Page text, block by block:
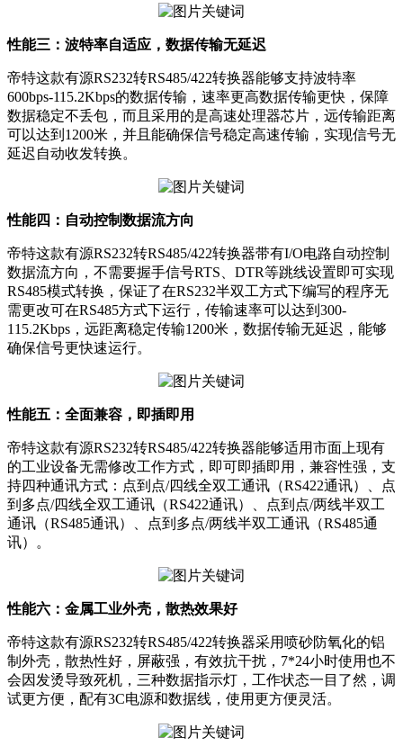
性能三：波特率自适应，数据传输无延迟
帝特这款有源RS232转RS485/422转换器能够支持波特率
600bps-115.2Kbps的数据传输，速率更高数据传输更快，保障
数据稳定不丢包，而且采用的是高速处理器芯片，远传输距离
可以达到1200米，并且能确保信号稳定高速传输，实现信号无
延迟自动收发转换。
性能四：自动控制数据流方向
帝特这款有源RS232转RS485/422转换器带有I/O电路自动控制
数据流方向，不需要握手信号RTS、DTR等跳线设置即可实现
RS485模式转换，保证了在RS232半双工方式下编写的程序无
需更改可在RS485方式下运行，传输速率可以达到300-
115.2Kbps，远距离稳定传输1200米，数据传输无延迟，能够
确保信号更快速运行。
性能五：全面兼容，即插即用
帝特这款有源RS232转RS485/422转换器能够适用市面上现有
的工业设备无需修改工作方式，即可即插即用，兼容性强，支
持四种通讯方式：点到点/四线全双工通讯（RS422通讯）、点
到多点/四线全双工通讯（RS422通讯）、点到点/两线半双工
通讯（RS485通讯）、点到多点/两线半双工通讯（RS485通
讯）。
性能六：金属工业外壳，散热效果好
帝特这款有源RS232转RS485/422转换器采用喷砂防氧化的铝
制外壳，散热性好，屏蔽强，有效抗干扰，7*24小时使用也不
会因发烫导致死机，三种数据指示灯，工作状态一目了然，调
试更方便，配有3C电源和数据线，使用更方便灵活。